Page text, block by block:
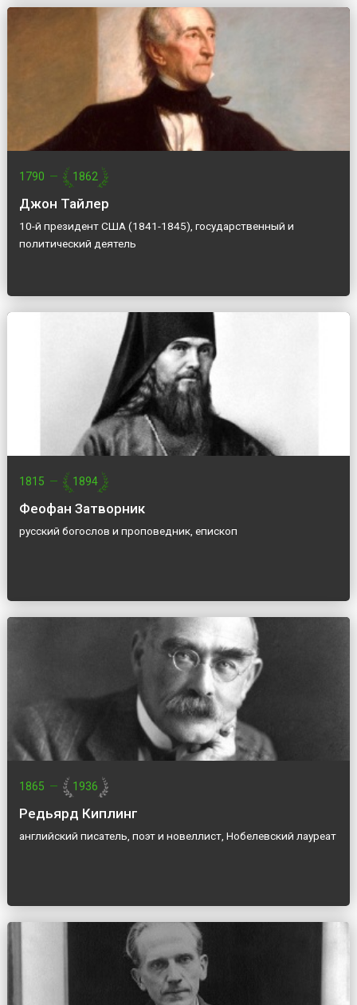
1790 — 1862
Джон Тайлер
10-й президент США (1841-1845), государственный и
политический деятель
1815 — 1894
Феофан Затворник
русский богослов и проповедник, епископ
1865 — 1936
Редьярд Киплинг
английский писатель, поэт и новеллист, Нобелевский лауреат